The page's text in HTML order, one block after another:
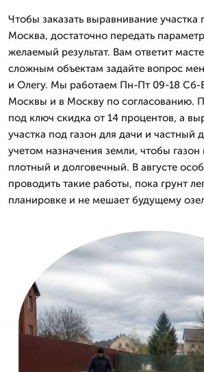
Чтобы заказать выравнивание участка
Москва, достаточно передать
желаемый результат. Вам ответит
сложным объектам задайте вопрос
и Олегу. Мы работаем Пн-Пт 09-18 Сб-
Москвы и в Москву по согласованию.
под ключ скидка от 14 процентов, а
участка под газон для дачи и частный
учетом назначения земли, чтобы
плотный и долговечный. В августе
проводить такие работы, пока грунт
планировке и не мешает будущему